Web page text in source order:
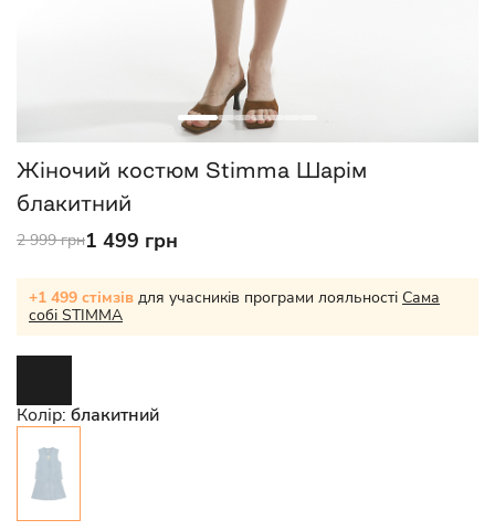
Жіночий костюм Stimma Шарім
блакитний
2 999 грн1 499 грн
+1 499 стімзів для учасників програми лояльності Сама
собі STIMMA
Колір: блакитний